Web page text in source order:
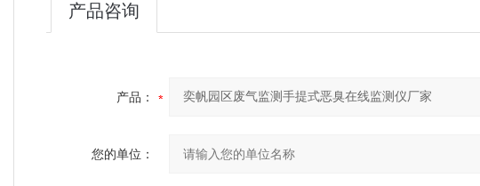
产品咨询
产品：
您的单位：